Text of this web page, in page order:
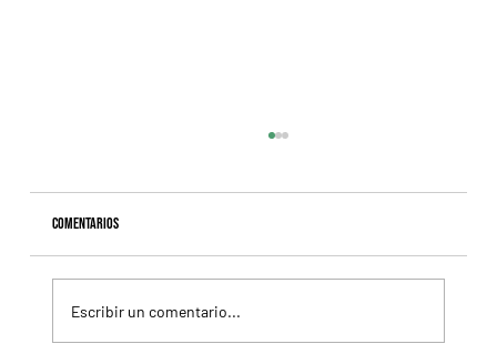
Comentarios
Escribir un comentario...